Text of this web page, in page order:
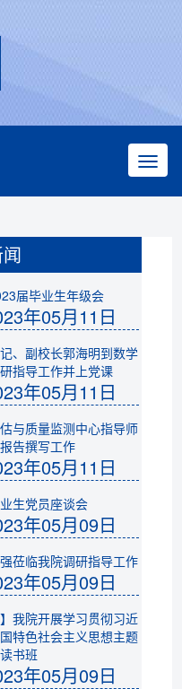
届毕业生年级会
年05月11日
、副校长郭海明到数学
指导工作并上党课
年05月11日
与质量监测中心指导师
告撰写工作
年05月11日
生党员座谈会
年05月09日
莅临我院调研指导工作
年05月09日
】我院开展学习贯彻习近
特色社会主义思想主题
书班
年05月09日